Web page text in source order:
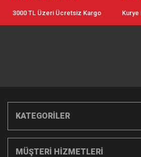
3000 TL Üzeri Ücretsiz Kargo Kurye
KATEGORİLER
MÜŞTERİ HİZMETLERİ